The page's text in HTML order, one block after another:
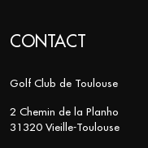
CONTACT
Golf Club de Toulouse
2 Chemin de la Planho
31320 Vieille-Toulouse